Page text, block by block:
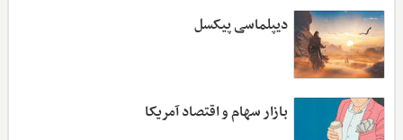
دیپلماسی پیکسل
بازار سهام و اقتصاد آمریکا